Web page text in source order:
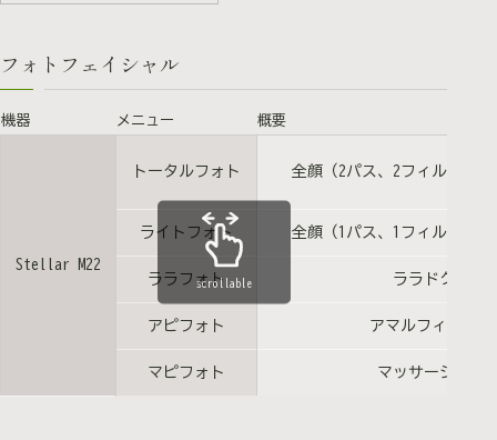
フォトフェイシャル
機器 メニュー 概要
Stellar M22
トータルフォト 全顔（2パス、2フィルター
ライトフォト 全顔（1パス、1フィルター
ララフォト ララドクター
アピフォト アマルフィーピ
マピフォト マッサージピー
scrollable